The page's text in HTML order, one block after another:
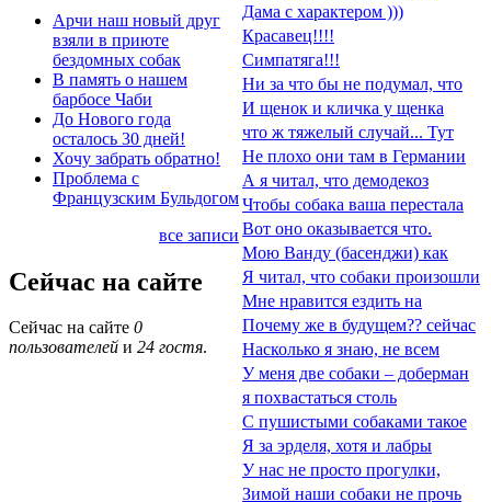
Арчи наш новый друг
взяли в приюте
бездомных собак
В память о нашем
барбосе Чаби
До Нового года
осталось 30 дней!
Хочу забрать обратно!
Проблема с
Французским Бульдогом
все записи
Сейчас на сайте
Сейчас на сайте 0
пользователей и 24 гостя.
Дама с характером )))
Красавец!!!!
Симпатяга!!!
Ни за что бы не подумал, что
И щенок и кличка у щенка
что ж тяжелый случай... Тут
Не плохо они там в Германии
А я читал, что демодекоз
Чтобы собака ваша перестала
Вот оно оказывается что.
Мою Ванду (басенджи) как
Я читал, что собаки произошли
Мне нравится ездить на
Почему же в будущем?? сейчас
Насколько я знаю, не всем
У меня две собаки – доберман
я похвастаться столь
С пушистыми собаками такое
Я за эрделя, хотя и лабры
У нас не просто прогулки,
Зимой наши собаки не прочь